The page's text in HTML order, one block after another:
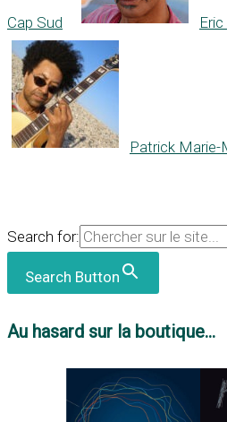
Cap Sud
Patrick Marie-
Search for:
Search Button
Au hasard sur la boutique...